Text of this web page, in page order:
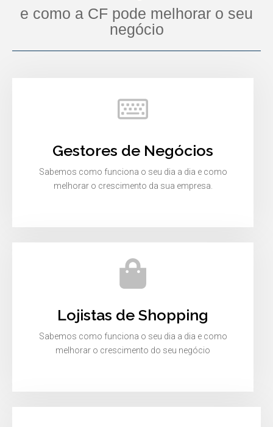
e como a CF pode melhorar o seu
negócio
Gestores de Negócios
Sabemos como funciona o seu dia a dia e como
melhorar o crescimento da sua empresa.
Lojistas de Shopping
Sabemos como funciona o seu dia a dia e como
melhorar o crescimento do seu negócio